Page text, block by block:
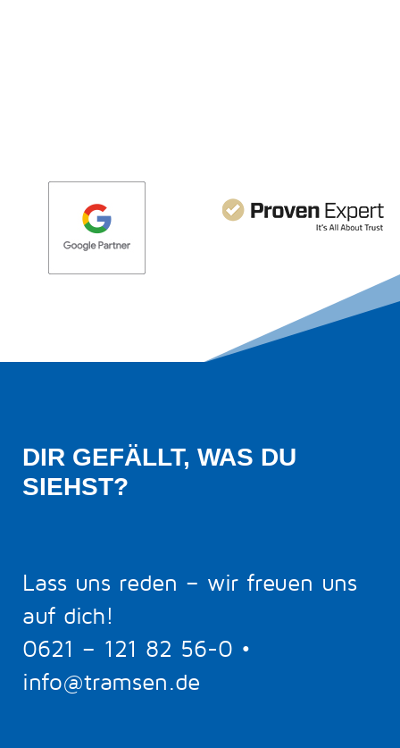
DIR GEFÄLLT, WAS DU
SIEHST?
Lass uns reden – wir freuen uns
auf dich!
0621 – 121 82 56-0 •
info@tramsen.de